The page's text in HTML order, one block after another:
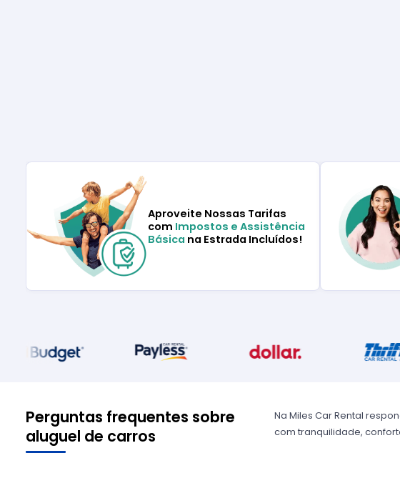
Aproveite Nossas Tarifas
com Impostos e Assistência
Básica na Estrada Incluídos!
Perguntas frequentes sobre
aluguel de carros
Na Miles Car Rental
com tranquilidade,